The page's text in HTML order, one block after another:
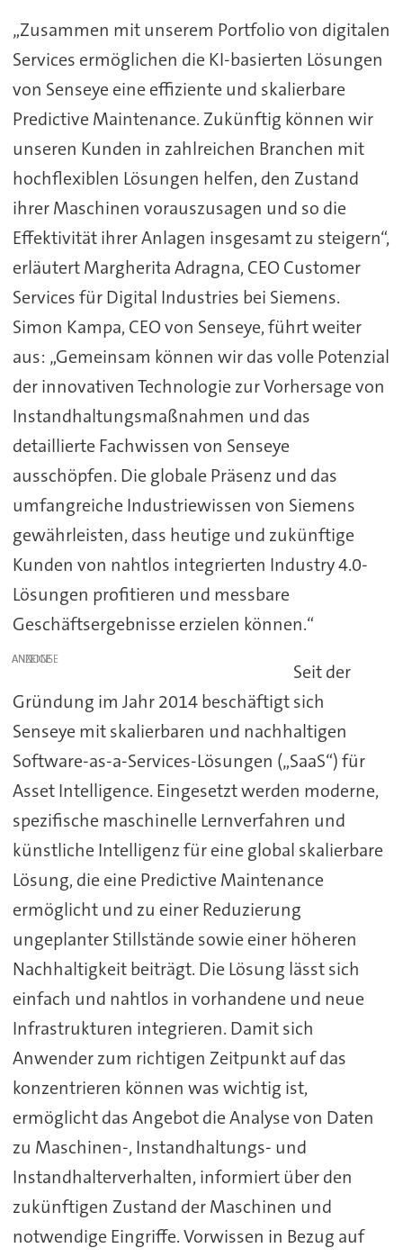
„Zusammen mit unserem Portfolio von digitalen
Services ermöglichen die KI-basierten Lösungen
von Senseye eine effiziente und skalierbare
Predictive Maintenance. Zukünftig können wir
unseren Kunden in zahlreichen Branchen mit
hochflexiblen Lösungen helfen, den Zustand
ihrer Maschinen vorauszusagen und so die
Effektivität ihrer Anlagen insgesamt zu steigern“,
erläutert Margherita Adragna, CEO Customer
Services für Digital Industries bei Siemens.
Simon Kampa, CEO von Senseye, führt weiter
aus: „Gemeinsam können wir das volle Potenzial
der innovativen Technologie zur Vorhersage von
Instandhaltungsmaßnahmen und das
detaillierte Fachwissen von Senseye
ausschöpfen. Die globale Präsenz und das
umfangreiche Industriewissen von Siemens
gewährleisten, dass heutige und zukünftige
Kunden von nahtlos integrierten Industry 4.0-
Lösungen profitieren und messbare
Geschäftsergebnisse erzielen können.“
ANZEIGE
Seit der
Gründung im Jahr 2014 beschäftigt sich
Senseye mit skalierbaren und nachhaltigen
Software-as-a-Services-Lösungen („SaaS“) für
Asset Intelligence. Eingesetzt werden moderne,
spezifische maschinelle Lernverfahren und
künstliche Intelligenz für eine global skalierbare
Lösung, die eine Predictive Maintenance
ermöglicht und zu einer Reduzierung
ungeplanter Stillstände sowie einer höheren
Nachhaltigkeit beiträgt. Die Lösung lässt sich
einfach und nahtlos in vorhandene und neue
Infrastrukturen integrieren. Damit sich
Anwender zum richtigen Zeitpunkt auf das
konzentrieren können was wichtig ist,
ermöglicht das Angebot die Analyse von Daten
zu Maschinen-, Instandhaltungs- und
Instandhalterverhalten, informiert über den
zukünftigen Zustand der Maschinen und
notwendige Eingriffe. Vorwissen in Bezug auf